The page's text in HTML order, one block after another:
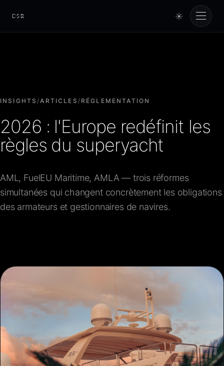
Cursorio
☀
Cursorio Manager
Tools
À propos
Contact
INSIGHTS/ARTICLES / RÉGLEMENTATION
2026 : l'Europe redéfinit les
règles du superyacht
AML, FuelEU Maritime, AMLA — trois réformes
simultanées qui changent concrètement les obligations
des armateurs et gestionnaires de navires.